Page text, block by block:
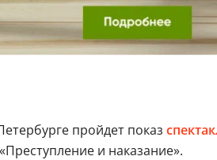
пройдет показ
и наказание».